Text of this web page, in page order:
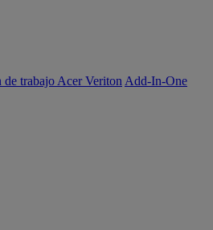
de trabajo Acer Veriton Add-In-One